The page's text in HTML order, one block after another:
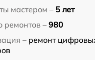
мастером – 5 лет
ремонтов – 980
– ремонт